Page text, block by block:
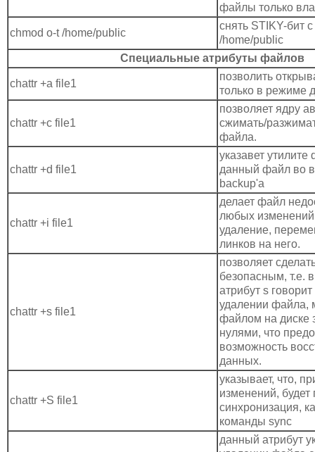
файлы только
chmod o-t /home/public
снять STIKY-бит
/home/public
Специальные атрибуты файлов
chattr +a file1
позволить
только в режиме
chattr +c file1
позволяет ядру
сжимать/
файла.
chattr +d file1
указавет утилите
данный файл во
backup'а
chattr +i file1
делает файл
любых
удаление,
линков на него.
chattr +s file1
позволяет
безопасным, т.е.
атрибут s
удалении файла,
файлом на диске
нулями, что
возможность
данных.
chattr +S file1
указывает, что,
изменений, будет
синхронизация,
команды sync
данный атрибут